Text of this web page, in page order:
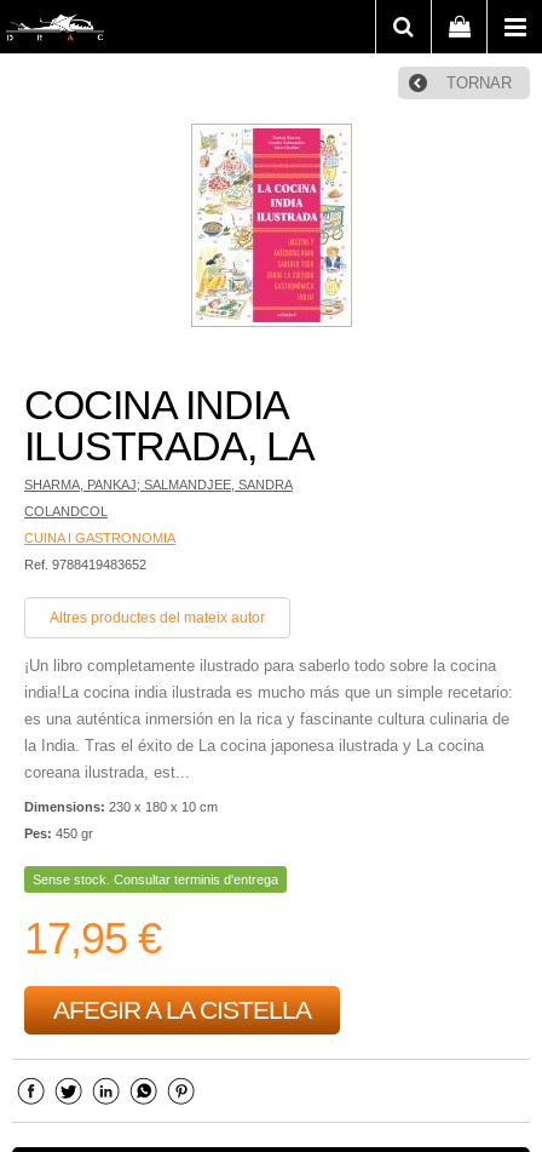
TORNAR
COCINA INDIA
ILUSTRADA, LA
SHARMA, PANKAJ; SALMANDJEE, SANDRA
COLANDCOL
CUINA I GASTRONOMIA
Ref. 9788419483652
Altres productes del mateix autor
¡Un libro completamente ilustrado para saberlo todo sobre la cocina
india!La cocina india ilustrada es mucho más que un simple recetario:
es una auténtica inmersión en la rica y fascinante cultura culinaria de
la India. Tras el éxito de La cocina japonesa ilustrada y La cocina
coreana ilustrada, est...
Dimensions: 230 x 180 x 10 cm
Pes: 450 gr
Sense stock. Consultar terminis d'entrega
17,95 €
AFEGIR A LA CISTELLA